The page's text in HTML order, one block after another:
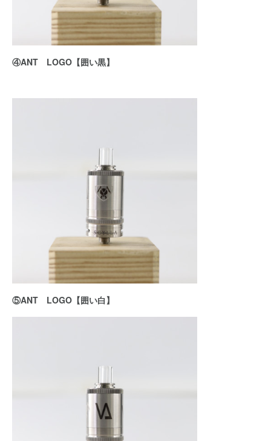
④ANT LOGO【囲い黒】
⑤ANT LOGO【囲い白】